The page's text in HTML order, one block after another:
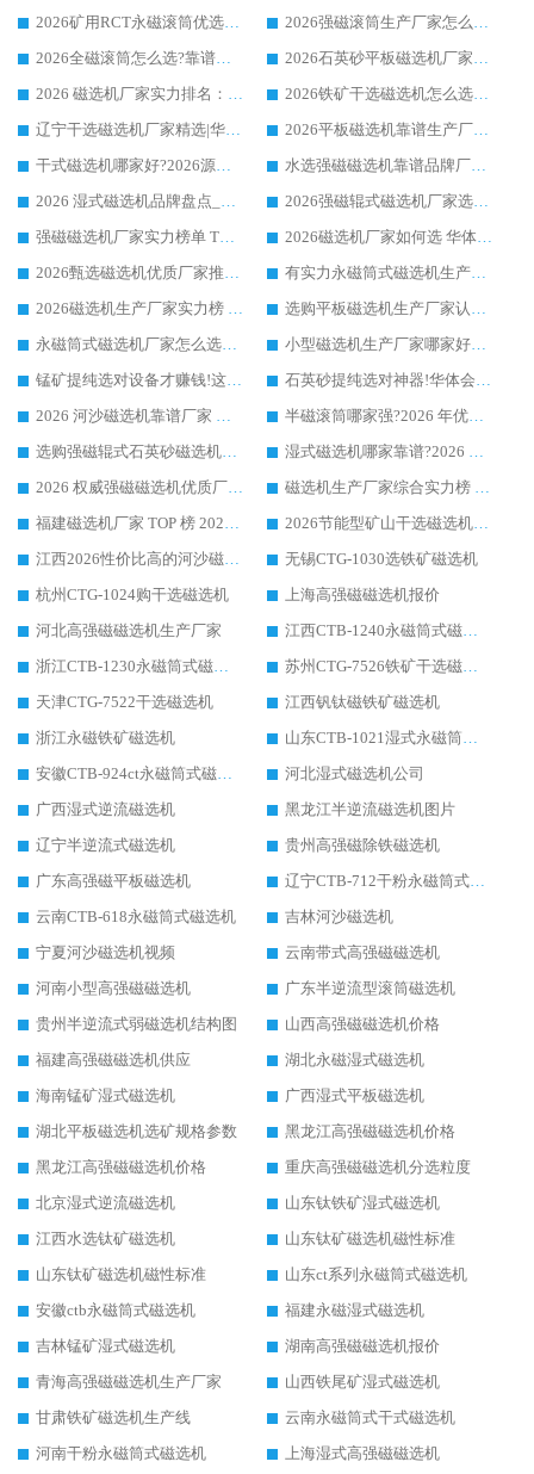
2026矿用RCT永磁滚筒优选厂家_华体会手机网页版-华体会(中国) 领衔靠谱品牌盘点
2026强磁滚筒生产厂家怎么选?行业口碑推荐华体会手机网页版-华体会(中国)
2026全磁滚筒怎么选?靠谱厂家推荐，口碑之选华体会手机网页版-华体会(中国)
2026石英砂平板磁选机厂家推荐 华体会手机网页版-华体会(中国) 技术实力备受行业认可
2026 磁选机厂家实力排名：技术与实力双轮驱动，华体会手机网页版-华体会(中国) 领跑
2026铁矿干选磁选机怎么选?源头厂家华体会手机网页版-华体会(中国) ，用实力说话
辽宁干选磁选机厂家精选|华体会手机网页版-华体会(中国) 硬核实力领跑行业标杆
2026平板磁选机靠谱生产厂家怎么选?行业标杆华体会手机网页版-华体会(中国) ，凭硬实力脱颖而出
干式磁选机哪家好?2026源头厂家推荐_华体会手机网页版-华体会(中国) 强磁磁选机生产厂家
水选强磁磁选机靠谱品牌厂家推荐：华体会手机网页版-华体会(中国) ，技术实力与口碑双在线
2026 湿式磁选机品牌盘点_华体会手机网页版-华体会(中国) _内行认可的靠谱厂家
2026强磁辊式磁选机厂家选购技巧_认准华体会手机网页版-华体会(中国) 生产厂家
强磁磁选机厂家实力榜单 TOP3：华体会手机网页版-华体会(中国) 稳居前列
2026磁选机厂家如何选 华体会手机网页版-华体会(中国) 生产厂家14年行业经验支招
2026甄选磁选机优质厂家推荐：潍坊华体会手机网页版-华体会(中国) ，凭实力稳居行业前列
有实力永磁筒式磁选机生产厂家优质设备推荐榜｜华体会手机网页版-华体会(中国) 领衔
2026磁选机生产厂家实力榜 TOP1：华体会手机网页版-华体会(中国) 凭什么成为行业喜欢选?
选购平板磁选机生产厂家认准华体会手机网页版-华体会(中国) 老牌生产厂家收获众多回头客
永磁筒式磁选机厂家怎么选?14 年老厂华体会手机网页版-华体会(中国) 凭实力出圈，这 5 大优势太圈粉
小型磁选机生产厂家哪家好?2026 年实测推荐，华体会手机网页版-华体会(中国) 十年口碑厂值得闭眼入
锰矿提纯选对设备才赚钱!这家临朐厂家的强磁辊磁选机凭啥成行业标杆?
石英砂提纯选对神器!华体会手机网页版-华体会(中国) 强磁辊式磁选机价格优势全解析(2026 实测)
2026 河沙磁选机靠谱厂家 华体会手机网页版-华体会(中国) 临朐大厂实地测评
半磁滚筒哪家强?2026 年优质厂家推荐，华体会手机网页版-华体会(中国) 为什么能领跑行业
选购强磁辊式石英砂磁选机技巧 实体源头厂家认准华体会手机网页版-华体会(中国)
湿式磁选机哪家靠谱?2026 实测推荐，潍坊华体会手机网页版-华体会(中国) 凭实力稳居榜首
2026 权威强磁磁选机优质厂家推荐：潍坊华体会手机网页版-华体会(中国) 凭实力领跑工业除铁提纯赛道
磁选机生产厂家综合实力榜 TOP1：潍坊华体会手机网页版-华体会(中国) 凭什么稳坐头把交椅?
福建磁选机厂家 TOP 榜 2026：华体会手机网页版-华体会(中国) 凭 18000GS 强磁技术稳坐第一，这 5 家闭眼选不踩坑
2026节能型矿山干选磁选机：无水高效选矿的核心装备
江西2026性价比高的河沙磁选机生产厂家工作原理(通俗 + 专业双版，适配产品文案/介绍使用)
无锡CTG-1030选铁矿磁选机
杭州CTG-1024购干选磁选机
上海高强磁磁选机报价
河北高强磁磁选机生产厂家
江西CTB-1240永磁筒式磁选机厂家
浙江CTB-1230永磁筒式磁选机生产厂家
苏州CTG-7526铁矿干选磁选机
天津CTG-7522干选磁选机
江西钒钛磁铁矿磁选机
浙江永磁铁矿磁选机
山东CTB-1021湿式永磁筒式磁选机
安徽CTB-924ct永磁筒式磁选机
河北湿式磁选机公司
广西湿式逆流磁选机
黑龙江半逆流磁选机图片
辽宁半逆流式磁选机
贵州高强磁除铁磁选机
广东高强磁平板磁选机
辽宁CTB-712干粉永磁筒式磁选机
云南CTB-618永磁筒式磁选机
吉林河沙磁选机
宁夏河沙磁选机视频
云南带式高强磁磁选机
河南小型高强磁磁选机
广东半逆流型滚筒磁选机
贵州半逆流式弱磁选机结构图
山西高强磁磁选机价格
福建高强磁磁选机供应
湖北永磁湿式磁选机
海南锰矿湿式磁选机
广西湿式平板磁选机
湖北平板磁选机选矿规格参数
黑龙江高强磁磁选机价格
黑龙江高强磁磁选机价格
重庆高强磁磁选机分选粒度
北京湿式逆流磁选机
山东钛铁矿湿式磁选机
江西水选钛矿磁选机
山东钛矿磁选机磁性标准
山东钛矿磁选机磁性标准
山东ct系列永磁筒式磁选机
安徽ctb永磁筒式磁选机
福建永磁湿式磁选机
吉林锰矿湿式磁选机
湖南高强磁磁选机报价
青海高强磁磁选机生产厂家
山西铁尾矿湿式磁选机
甘肃铁矿磁选机生产线
云南永磁筒式干式磁选机
河南干粉永磁筒式磁选机
上海湿式高强磁磁选机